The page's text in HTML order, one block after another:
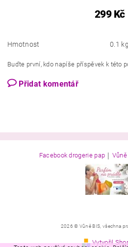
299 Kč
Hmotnost 0.1 kg
Buďte první, kdo napíše příspěvek k této
Přidat komentář
Facebook drogerie pap |
2026 © Vůně BIS, všechna
Vytvořil